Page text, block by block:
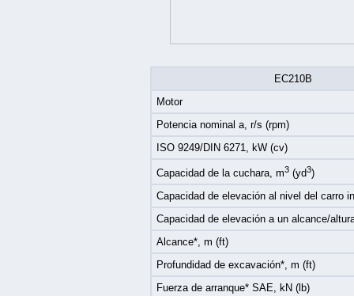
EC210B
Motor
Potencia nominal a, r/s (rpm)
ISO 9249/DIN 6271, kW (cv)
Capacidad de la cuchara, m3 (yd3)
Capacidad de elevación al nivel del carro
Capacidad de elevación a un alcance/
Alcance*, m (ft)
Profundidad de excavación*, m (ft)
Fuerza de arranque* SAE, kN (lb)